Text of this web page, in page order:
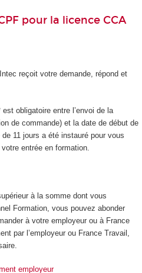
pour la licence CCA
reçoit votre demande, répond et
obligatoire entre l’envoi de la
de commande) et la date de début de
11 jours a été instauré pour vous
entrée en formation.
à la somme dont vous
Formation, vous pouvez abonder
à votre employeur ou à France
par l’employeur ou France Travail,
employeur